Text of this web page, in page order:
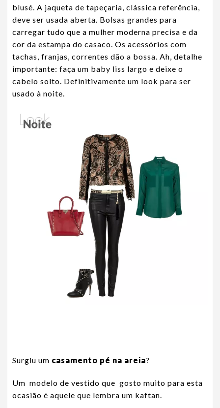
blusé. A jaqueta de tapeçaria, clássica referência,
deve ser usada aberta. Bolsas grandes para
carregar tudo que a mulher moderna precisa e da
cor da estampa do casaco. Os acessórios com
tachas, franjas, correntes dão a bossa. Ah, detalhe
importante: faça um baby liss largo e deixe o
cabelo solto. Definitivamente um look para ser
usado à noite.
Surgiu um casamento pé na areia?
Um modelo de vestido que gosto muito para esta
ocasião é aquele que lembra um kaftan.